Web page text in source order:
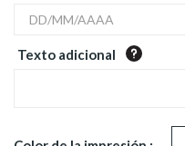
Texto adicional